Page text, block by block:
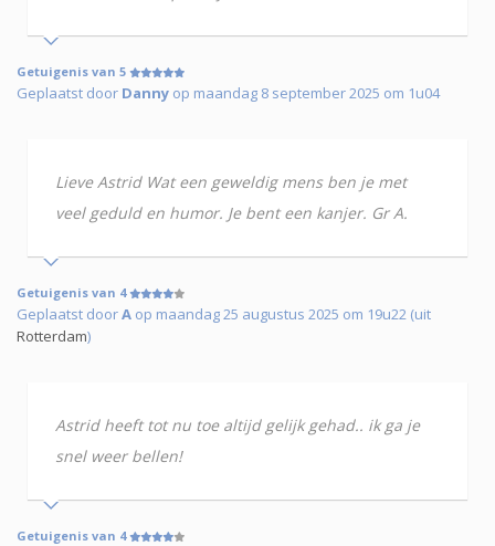
Getuigenis van 5
Geplaatst door Danny op maandag 8 september 2025 om 1u04
Lieve Astrid Wat een geweldig mens ben je met
veel geduld en humor. Je bent een kanjer. Gr A.
Getuigenis van 4
Geplaatst doorA op maandag 25 augustus 2025 om 19u22 (uit
Rotterdam)
Astrid heeft tot nu toe altijd gelijk gehad.. ik ga je
snel weer bellen!
Getuigenis van 4